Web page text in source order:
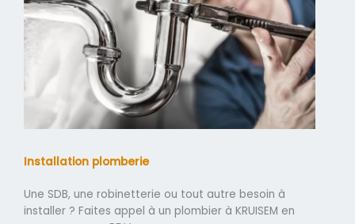
Installation plomberie
Une SDB, une robinetterie ou tout autre besoin à
installer ? Faites appel à un plombier à KRUISEM en